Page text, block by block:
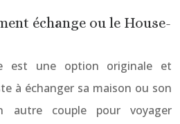
échange ou le House-
est une option originale et
à échanger sa maison ou son
autre couple pour voyager